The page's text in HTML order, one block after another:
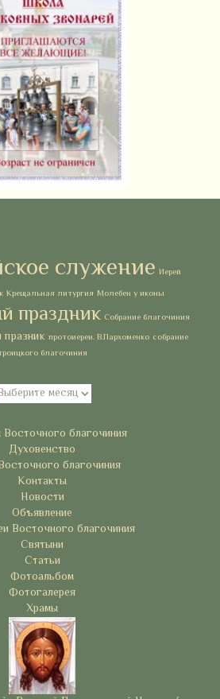
служение Иерей
Крещальная литургия Молебен у иконы
праздник Собрание благочиния
протоиереи. В.Пархоменко собрание
благочиния
благочиния
Духовенство
благочиния
Контакты
Новости
Объявление
Восточного благочиния
Святыни
Статьи
Фотоальбом
Фотогалерея
Храмы